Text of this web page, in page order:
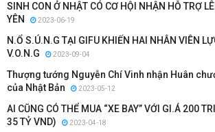
SINH CON Ở NHẬT CÓ CƠ HỘI NHẬN HỖ TRỢ
YÊN
2023-06-19
N.Ổ S.Ú.N.G TẠI GIFU KHIẾN HAI NHÂN VIÊN
V.O.N.G
2023-09-04
Thượng tướng Nguyễn Chí Vinh nhận Huân
của Nhật Bản
2023-05-12
AI CŨNG CÓ THỂ MUA “XE BAY” VỚI GI.Á 200
35 TỶ VND)
2023-04-18